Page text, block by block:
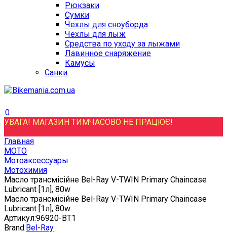
Рюкзаки
Сумки
Чехлы для сноуборда
Чехлы для лыж
Средства по уходу за лыжами
Лавинное снаряжение
Камусы
Санки
0
УВАГА! МАГАЗИН ТИМЧАСОВО НЕ ПРАЦЮЄ!
Главная
МОТО
Мотоаксессуары
Мотохимия
Масло трансмісійне Bel-Ray V-TWIN Primary Chaincase
Lubricant [1л], 80w
Масло трансмісійне Bel-Ray V-TWIN Primary Chaincase
Lubricant [1л], 80w
Артикул:96920-BT1
Brand:Bel-Ray